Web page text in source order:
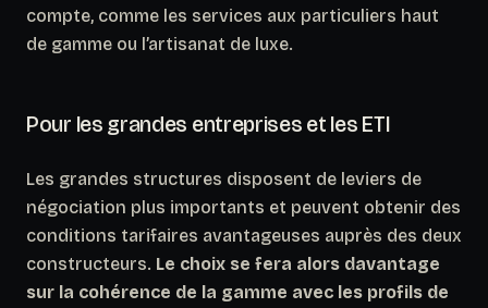
compte, comme les services aux particuliers haut
de gamme ou l’artisanat de luxe.
Pour les grandes entreprises et les ETI
Les grandes structures disposent de leviers de
négociation plus importants et peuvent obtenir des
conditions tarifaires avantageuses auprès des deux
constructeurs. Le choix se fera alors davantage
sur la cohérence de la gamme avec les profils de